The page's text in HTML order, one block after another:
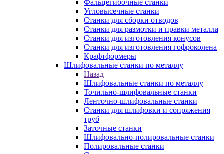
Фальцегибочные станки
Угловысечные станки
Станки для сборки отводов
Станки для размотки и правки металла
Станки для изготовления конусов
Станки для изготовления гофроколена
Крафтформеры
Шлифовальные станки по металлу
Назад
Шлифовальные станки по металлу
Точильно-шлифовальные станки
Ленточно-шлифовальные станки
Станки для шлифовки и сопряжения
труб
Заточные станки
Шлифовально-полировальные станки
Полировальные станки